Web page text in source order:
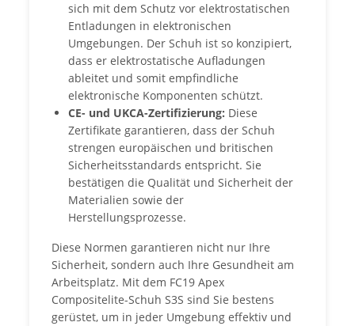
sich mit dem Schutz vor elektrostatischen
Entladungen in elektronischen
Umgebungen. Der Schuh ist so konzipiert,
dass er elektrostatische Aufladungen
ableitet und somit empfindliche
elektronische Komponenten schützt.
CE- und UKCA-Zertifizierung: Diese
Zertifikate garantieren, dass der Schuh
strengen europäischen und britischen
Sicherheitsstandards entspricht. Sie
bestätigen die Qualität und Sicherheit der
Materialien sowie der
Herstellungsprozesse.
Diese Normen garantieren nicht nur Ihre
Sicherheit, sondern auch Ihre Gesundheit am
Arbeitsplatz. Mit dem FC19 Apex
Compositelite-Schuh S3S sind Sie bestens
gerüstet, um in jeder Umgebung effektiv und